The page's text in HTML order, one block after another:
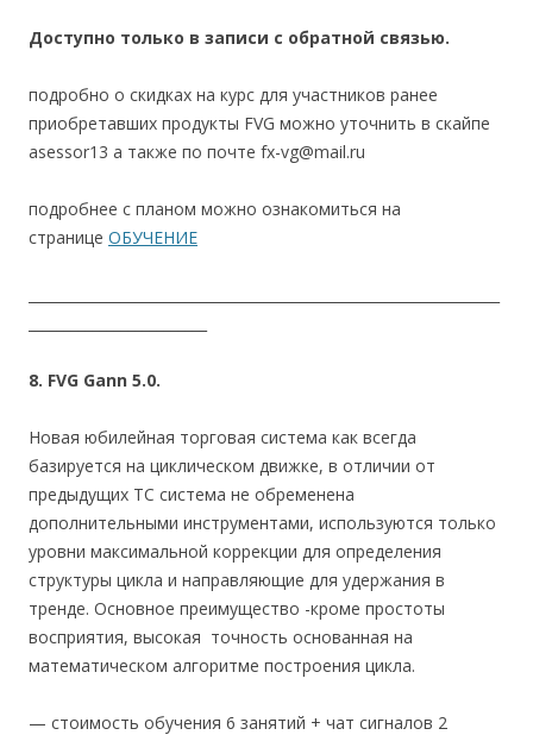
Доступно только в записи с обратной связью.
подробно о скидках на курс для участников ранее
приобретавших продукты FVG можно уточнить в скайпе
asessor13 а также по почте fx-vg@mail.ru
подробнее с планом можно ознакомиться на
странице ОБУЧЕНИЕ
8. FVG Gann 5.0.
Новая юбилейная торговая система как всегда
базируется на циклическом движке, в отличии от
предыдущих ТС система не обременена
дополнительными инструментами, используются только
уровни максимальной коррекции для определения
структуры цикла и направляющие для удержания в
тренде. Основное преимущество -кроме простоты
восприятия, высокая точность основанная на
математическом алгоритме построения цикла.
— стоимость обучения 6 занятий + чат сигналов 2